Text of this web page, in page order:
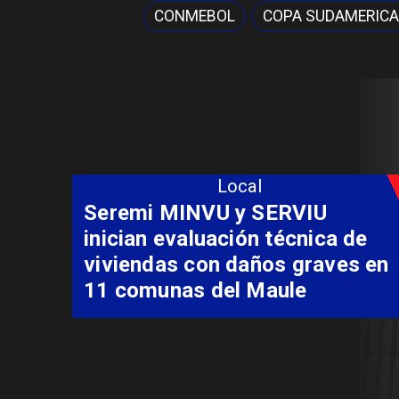
CONMEBOL COPA
Local
Fondo Orasmi entrega apoyo a
familia de Romeral para
costear alimentación
especializada de niño con
Síndrome de Intestino Corto